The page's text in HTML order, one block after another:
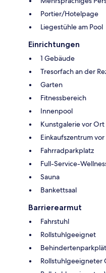
Portier/Hotelpage
Liegestühle am Pool
Einrichtungen
1 Gebäude
Tresorfach an der
Garten
Fitnessbereich
Innenpool
Kunstgalerie vor Ort
Einkaufszentrum
Fahrradparkplatz
Full-Service-
Sauna
Bankettsaal
Barrierearmut
Fahrstuhl
Rollstuhlgeeignet
Rollstuhlgeeigneter